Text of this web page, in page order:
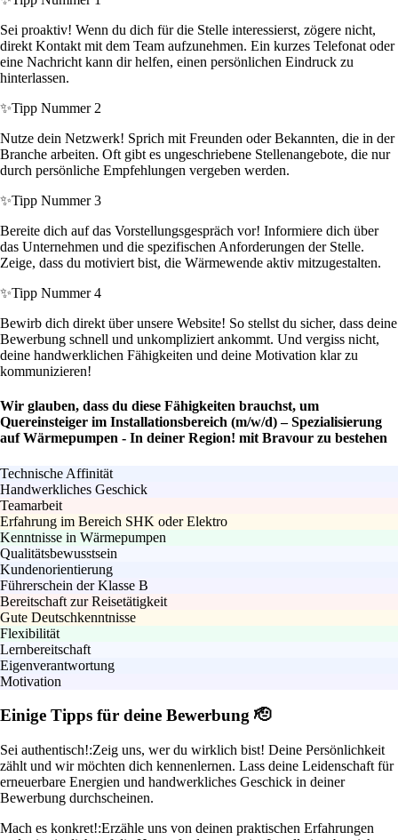
Sei proaktiv! Wenn du dich für die Stelle interessierst, zögere nicht,
direkt Kontakt mit dem Team aufzunehmen. Ein kurzes Telefonat oder
eine Nachricht kann dir helfen, einen persönlichen Eindruck zu
hinterlassen.
✨Tipp Nummer 2
Nutze dein Netzwerk! Sprich mit Freunden oder Bekannten, die in der
Branche arbeiten. Oft gibt es ungeschriebene Stellenangebote, die nur
durch persönliche Empfehlungen vergeben werden.
✨Tipp Nummer 3
Bereite dich auf das Vorstellungsgespräch vor! Informiere dich über
das Unternehmen und die spezifischen Anforderungen der Stelle.
Zeige, dass du motiviert bist, die Wärmewende aktiv mitzugestalten.
✨Tipp Nummer 4
Bewirb dich direkt über unsere Website! So stellst du sicher, dass deine
Bewerbung schnell und unkompliziert ankommt. Und vergiss nicht,
deine handwerklichen Fähigkeiten und deine Motivation klar zu
kommunizieren!
Wir glauben, dass du diese Fähigkeiten brauchst, um
Quereinsteiger im Installationsbereich (m/w/d) – Spezialisierung
auf Wärmepumpen - In deiner Region! mit Bravour zu bestehen
Technische Affinität
Handwerkliches Geschick
Teamarbeit
Erfahrung im Bereich SHK oder Elektro
Kenntnisse in Wärmepumpen
Qualitätsbewusstsein
Kundenorientierung
Führerschein der Klasse B
Bereitschaft zur Reisetätigkeit
Gute Deutschkenntnisse
Flexibilität
Lernbereitschaft
Eigenverantwortung
Motivation
Einige Tipps für deine Bewerbung 🫡
Sei authentisch!:Zeig uns, wer du wirklich bist! Deine Persönlichkeit
zählt und wir möchten dich kennenlernen. Lass deine Leidenschaft für
erneuerbare Energien und handwerkliches Geschick in deiner
Bewerbung durchscheinen.
Mach es konkret!:Erzähle uns von deinen praktischen Erfahrungen